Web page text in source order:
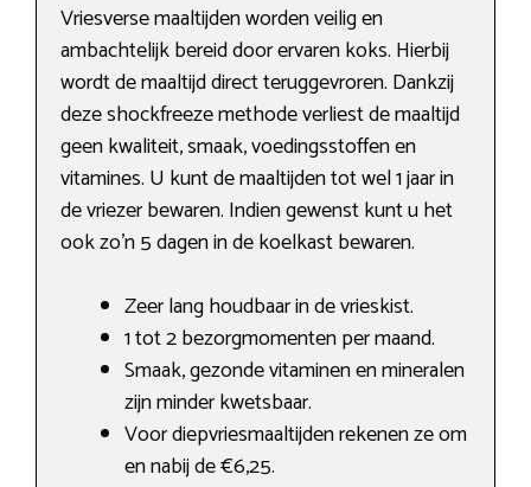
Vriesverse maaltijden worden veilig en
ambachtelijk bereid door ervaren koks. Hierbij
wordt de maaltijd direct teruggevroren. Dankzij
deze shockfreeze methode verliest de maaltijd
geen kwaliteit, smaak, voedingsstoffen en
vitamines. U kunt de maaltijden tot wel 1 jaar in
de vriezer bewaren. Indien gewenst kunt u het
ook zo’n 5 dagen in de koelkast bewaren.
Zeer lang houdbaar in de vrieskist.
1 tot 2 bezorgmomenten per maand.
Smaak, gezonde vitaminen en mineralen
zijn minder kwetsbaar.
Voor diepvriesmaaltijden rekenen ze om
en nabij de €6,25.